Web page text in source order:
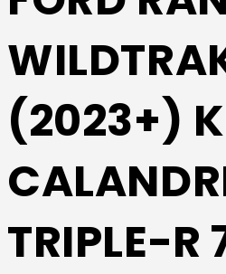
(2023+)
TRIPLE-R